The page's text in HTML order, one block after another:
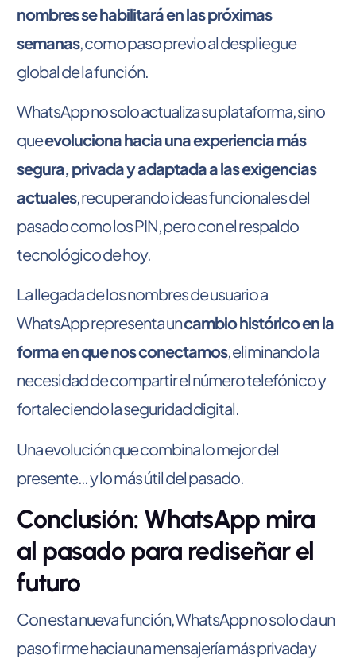
nombres se habilitará en las próximas
semanas, como paso previo al despliegue
global de la función.
WhatsApp no solo actualiza su plataforma, sino
queevoluciona hacia una experiencia más
segura, privada y adaptada a las exigencias
actuales, recuperando ideas funcionales del
pasado como los PIN, pero con el respaldo
tecnológico de hoy.
La llegada de los nombres de usuario a
WhatsApp representa uncambio histórico en la
forma en que nos conectamos, eliminando la
necesidad de compartir el número telefónico y
fortaleciendo la seguridad digital.
Una evolución que combina lo mejor del
presente… y lo más útil del pasado.
Conclusión: WhatsApp mira
al pasado para rediseñar el
futuro
Con esta nueva función, WhatsApp no solo da un
paso firme hacia una mensajería más privada y